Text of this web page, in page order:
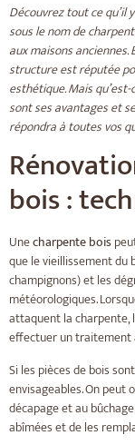
Découvrez tout ce qu’il
sous le nom de
aux maisons
structure est réputée
esthétique. Mais
sont ses avantages et
répondra à toutes vos
bois :
Unecharpente bois
que le vieillissement du
champignons) et les
météorologiques.
attaquent la charpente,
effectuer un traitement
Si les pièces de bois
envisageables. On
décapage et au
abîmées et de les